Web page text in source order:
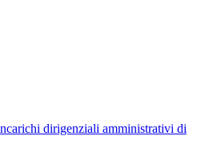
dirigenziali amministrativi di